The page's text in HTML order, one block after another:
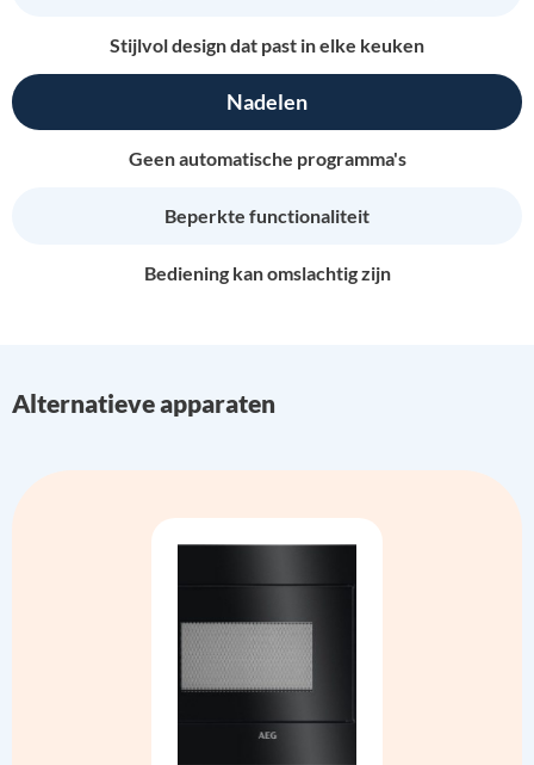
Stijlvol design dat past in elke keuken
Nadelen
Geen automatische programma's
Beperkte functionaliteit
Bediening kan omslachtig zijn
Alternatieve apparaten